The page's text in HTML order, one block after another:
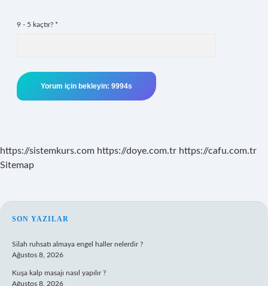
9 - 5 kaçtır? *
https://sistemkurs.com https://doye.com.tr https://cafu.com.tr
Sitemap
SIDEBAR
SON YAZILAR
Silah ruhsatı almaya engel haller nelerdir ?
Ağustos 8, 2026
Kuşa kalp masajı nasıl yapılır ?
Ağustos 8, 2026